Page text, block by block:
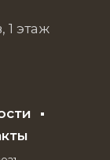
1 этаж